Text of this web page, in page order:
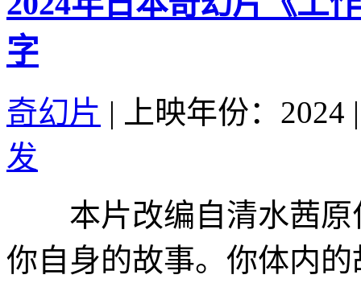
字
奇幻片 | 上映年份：2024 |
发
本片改编自清水茜原
你自身的故事。你体内